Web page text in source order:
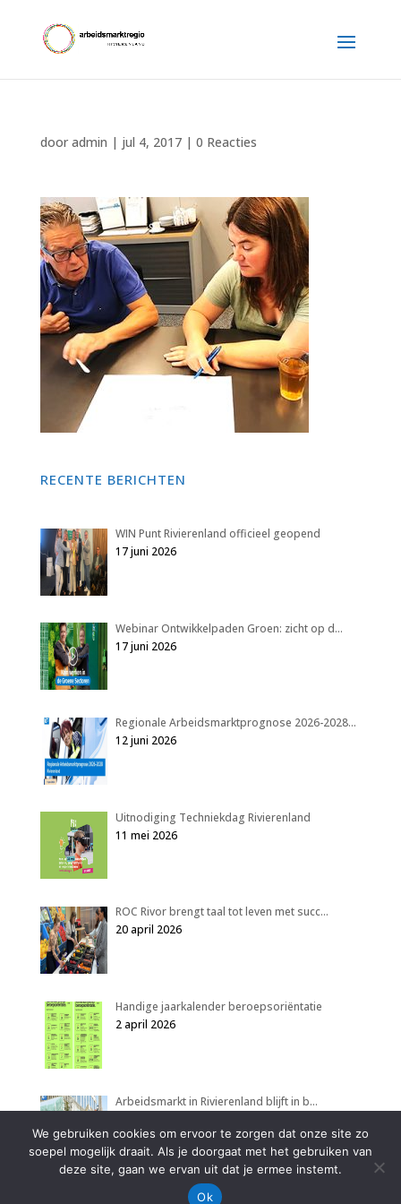
door admin | jul 4, 2017| 0 Reacties
RECENTE BERICHTEN
WIN Punt Rivierenland officieel geopend
17 juni 2026
Webinar Ontwikkelpaden Groen: zicht op d…
17 juni 2026
Regionale Arbeidsmarktprognose 2026-2028…
12 juni 2026
Uitnodiging Techniekdag Rivierenland
11 mei 2026
ROC Rivor brengt taal tot leven met succ…
20 april 2026
Handige jaarkalender beroepsoriëntatie
2 april 2026
Arbeidsmarkt in Rivierenland blijft in b…
We gebruiken cookies om ervoor te zorgen dat onze site zo
soepel mogelijk draait. Als je doorgaat met het gebruiken van
deze site, gaan we ervan uit dat je ermee instemt.
Ok